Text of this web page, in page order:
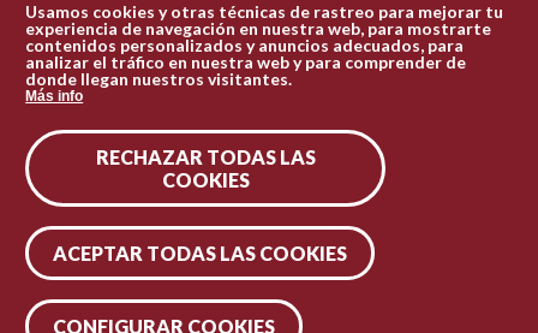
Plaza Mayor 1
969 241 051
ofi.turismo@cuenca.es
Síguenos en las redes
Usamos cookies y otras técnicas de rastreo para mejorar tu
experiencia de navegación en nuestra web, para mostrarte
contenidos personalizados y anuncios adecuados, para
analizar el tráfico en nuestra web y para comprender de
donde llegan nuestros visitantes.
Más info
RECHAZAR TODAS LAS
COOKIES
ACEPTAR TODAS LAS COOKIES
CONFIGURAR COOKIES